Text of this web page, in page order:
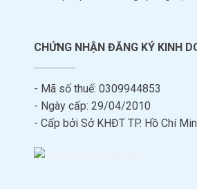
CHỨNG NHẬN ĐĂNG KÝ KINH
- Mã số thuế: 0309944853
- Ngày cấp: 29/04/2010
- Cấp bởi Sở KHĐT TP. Hồ Chí